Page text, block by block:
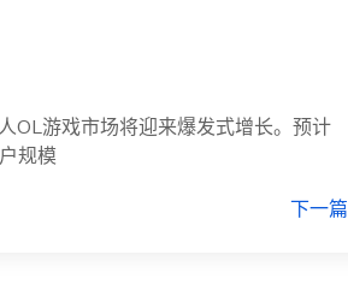
OL游戏市场将迎来爆发式增长。预计
规模
下一篇